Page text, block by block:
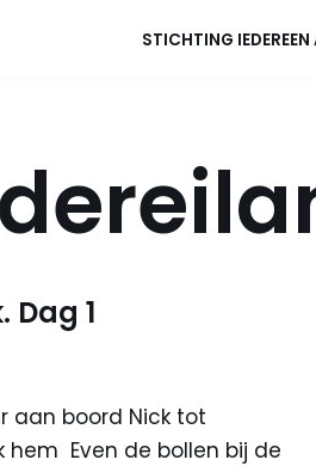
STICHTING
Dag 1
aan boord Nick tot
hem Even de bollen bij de